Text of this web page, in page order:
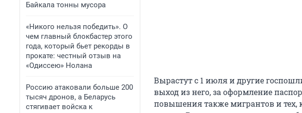
Байкала тонны мусора
«Никого нельзя победить». О
чем главный блокбастер этого
года, который бьет рекорды в
прокате: честный отзыв на
«Одиссею» Нолана
Россию атаковали больше 200
тысяч дронов, а Беларусь
стягивает войска к
Вырастут с 1 июля и другие
выход из него, за оформление
повышения также мигрантов и тех,